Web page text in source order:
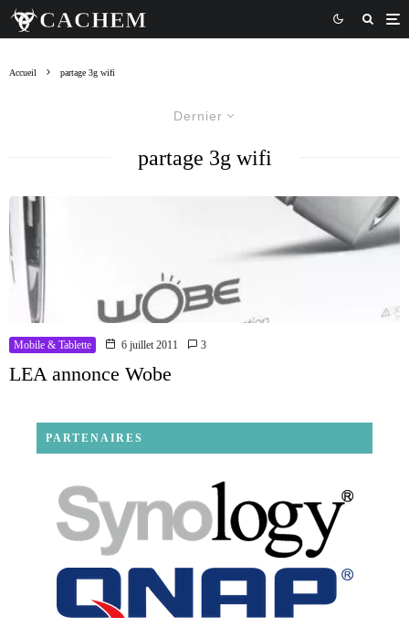
Accueil partage 3g wifi
Dernier
partage 3g wifi
Mobile & Tablette 6 juillet 2011 3
LEA annonce Wobe
PARTENAIRES